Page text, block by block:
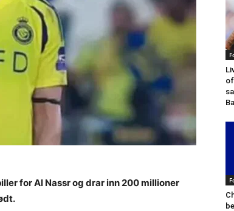
for Al Nassr og drar inn 200 millioner